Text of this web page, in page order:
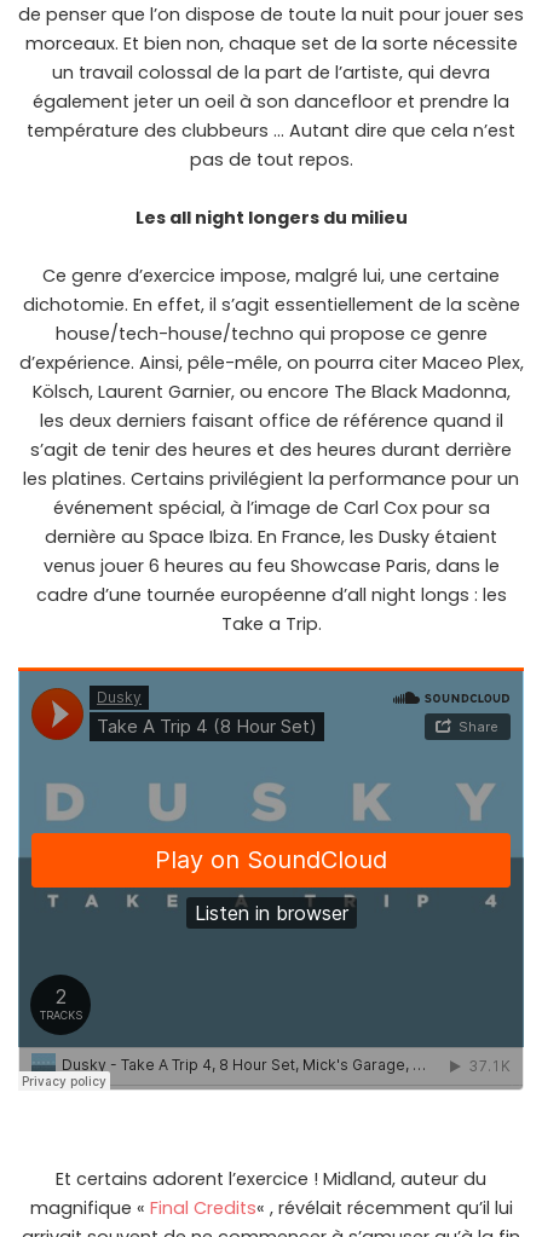
de penser que l’on dispose de toute la nuit pour jouer ses
morceaux. Et bien non, chaque set de la sorte nécessite
un travail colossal de la part de l’artiste, qui devra
également jeter un oeil à son dancefloor et prendre la
température des clubbeurs … Autant dire que cela n’est
pas de tout repos.
Les all night longers du milieu
Ce genre d’exercice impose, malgré lui, une certaine
dichotomie. En effet, il s’agit essentiellement de la scène
house/tech-house/techno qui propose ce genre
d’expérience. Ainsi, pêle-mêle, on pourra citer Maceo Plex,
Kölsch, Laurent Garnier, ou encore The Black Madonna,
les deux derniers faisant office de référence quand il
s’agit de tenir des heures et des heures durant derrière
les platines. Certains privilégient la performance pour un
événement spécial, à l’image de Carl Cox pour sa
dernière au Space Ibiza. En France, les Dusky étaient
venus jouer 6 heures au feu Showcase Paris, dans le
cadre d’une tournée européenne d’all night longs : les
Take a Trip.
Et certains adorent l’exercice ! Midland, auteur du
magnifique « Final Credits« , révélait récemment qu’il lui